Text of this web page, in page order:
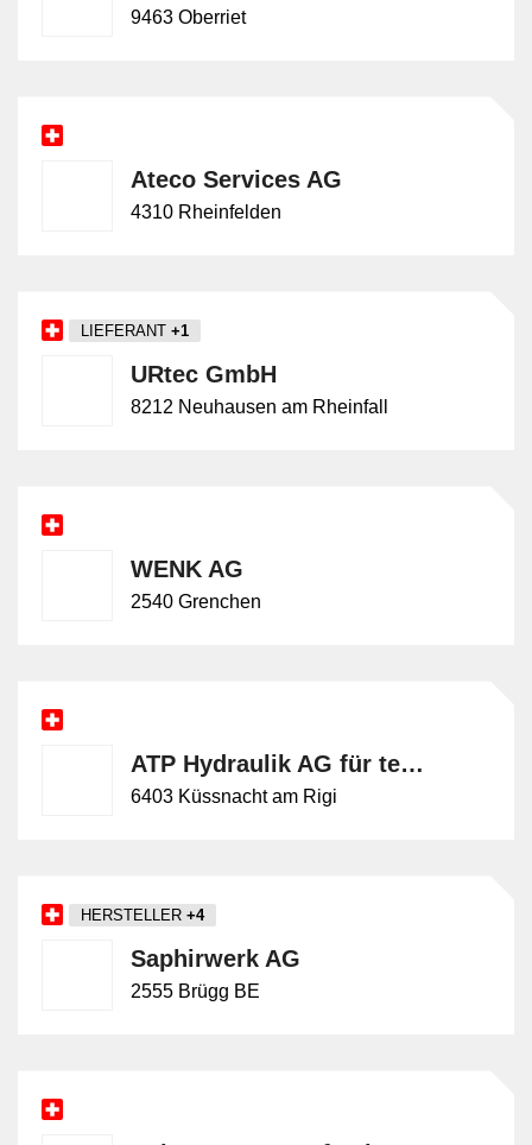
9463 Oberriet
Ateco Services AG
4310 Rheinfelden
LIEFERANT +1
URtec GmbH
8212 Neuhausen am Rheinfall
WENK AG
2540 Grenchen
ATP Hydraulik AG für technische Produkte
6403 Küssnacht am Rigi
HERSTELLER +4
Saphirwerk AG
2555 Brügg BE